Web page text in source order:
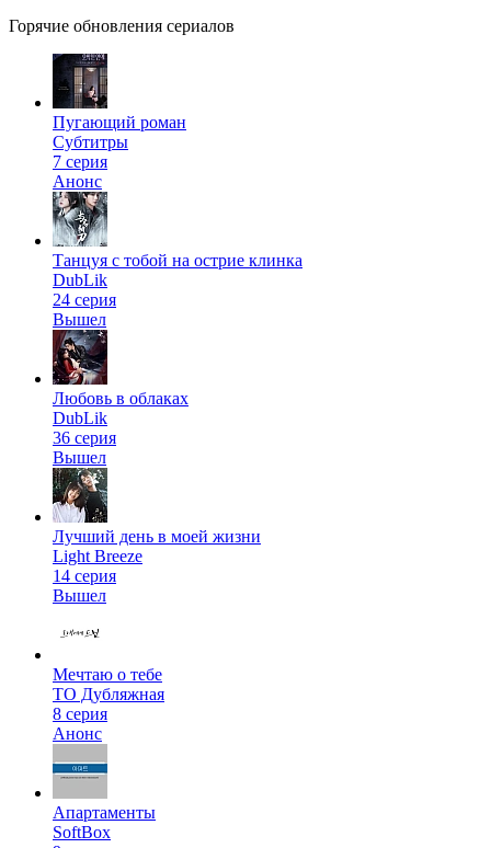
Горячие обновления сериалов
Пугающий роман
Субтитры
7 серия
Анонс
Танцуя с тобой на острие клинка
DubLik
24 серия
Вышел
Любовь в облаках
DubLik
36 серия
Вышел
Лучший день в моей жизни
Light Breeze
14 серия
Вышел
Мечтаю о тебе
ТО Дубляжная
8 серия
Анонс
Апартаменты
SoftBox